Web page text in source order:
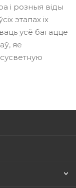
і розныя віды
этапах іх
усё багацце
яе